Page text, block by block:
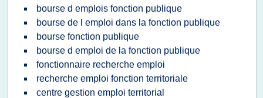
bourse d emplois fonction publique
bourse de l emploi dans la fonction publique
bourse fonction publique
bourse d emploi de la fonction publique
fonctionnaire recherche emploi
recherche emploi fonction territoriale
centre gestion emploi territorial